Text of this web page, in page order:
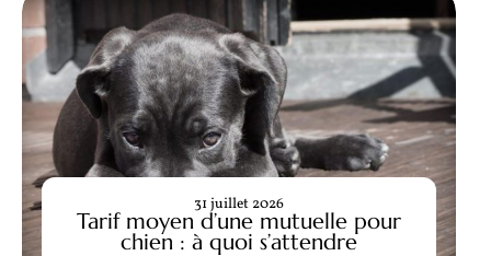
Tarif moyen d’une mutuelle pour
chien : à quoi s’attendre
31 juillet 2026